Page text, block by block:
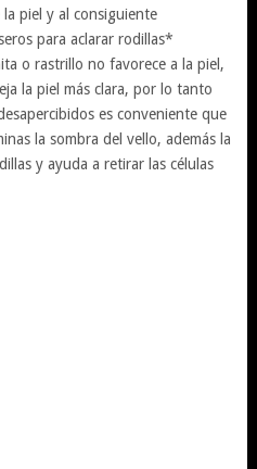
piel y al consiguiente
para aclarar rodillas*
o rastrillo no favorece a la piel,
la piel más clara, por lo tanto
es conveniente que
la sombra del vello, además la
y ayuda a retirar las células